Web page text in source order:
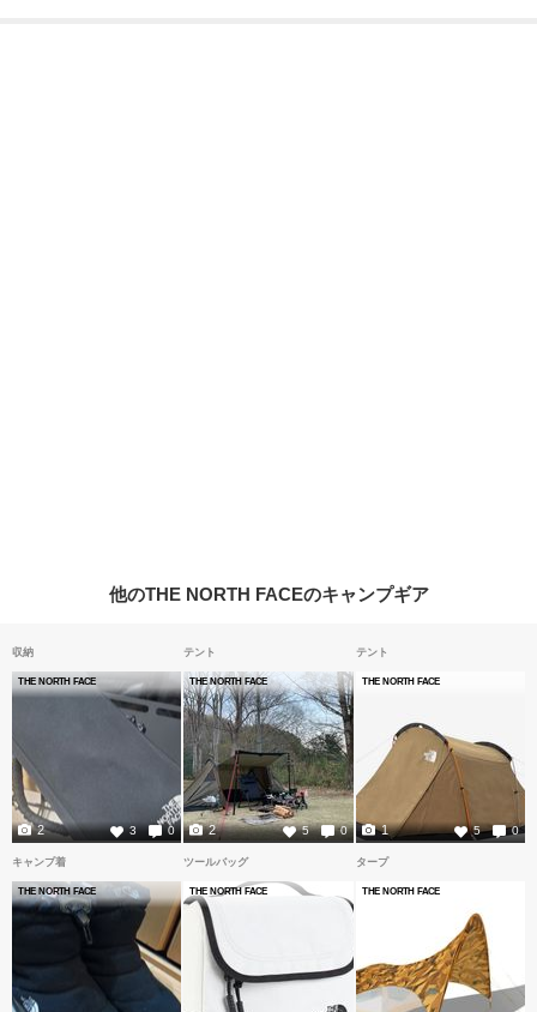
他のTHE NORTH FACEのキャンプギア
収納
THE NORTH FACE
3 0
2
テント
THE NORTH FACE
5 0
2
テント
THE NORTH FACE
5 0
1
キャンプ着
THE NORTH FACE
ツールバッグ
THE NORTH FACE
タープ
THE NORTH FACE